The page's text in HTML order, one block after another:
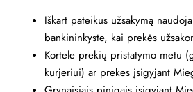
Iškart pateikus užsakymą
bankininkyste, kai prekės
Kortele prekių pristatymo metu
kurjeriui) ar prekes įsigyjant